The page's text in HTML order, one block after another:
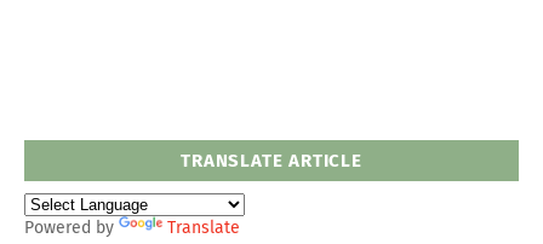
TRANSLATE ARTICLE
Powered by Translate